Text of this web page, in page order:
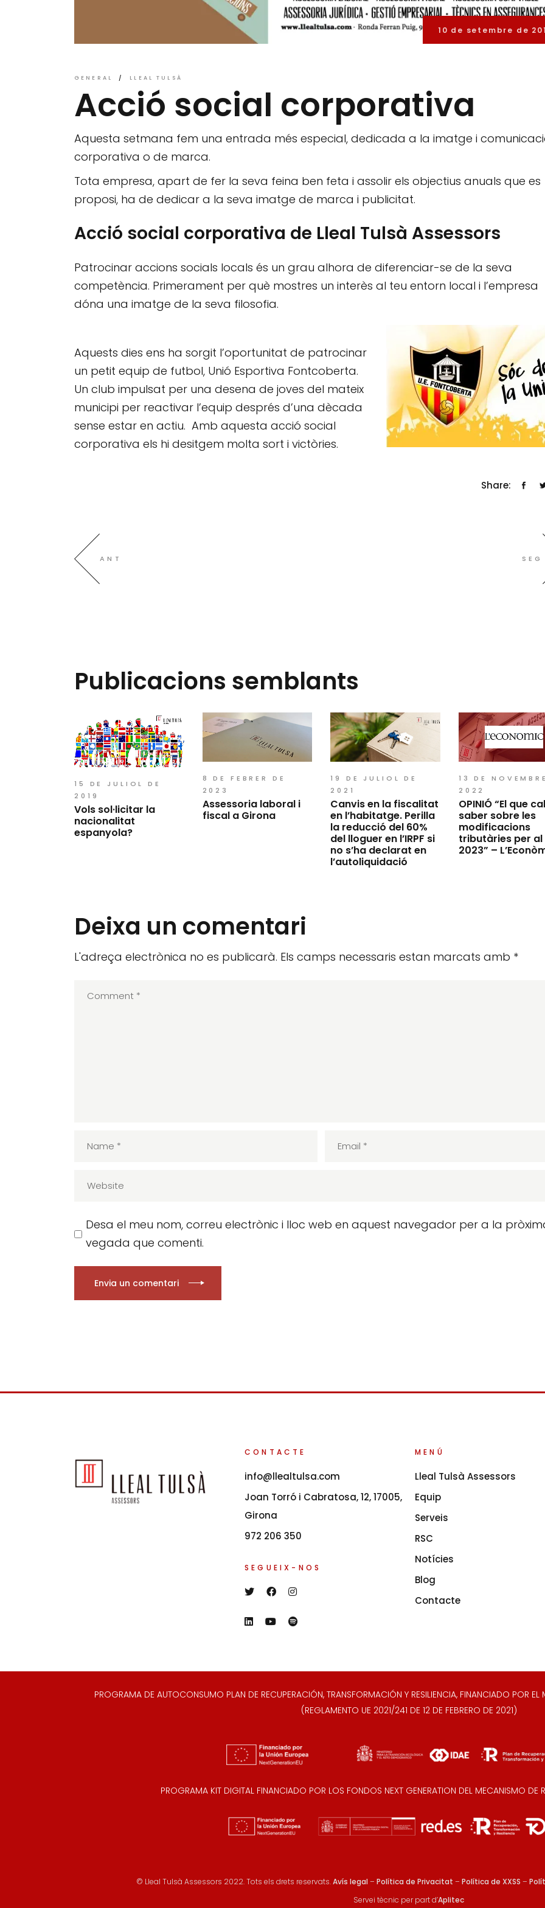
10 de setembre de
GENERAL LLEAL TULSÀ
Acció social corporativa
Aquesta setmana fem una entrada més especial, dedicada a la imatge i
corporativa o de marca.
Tota empresa, apart de fer la seva feina ben feta i assolir els objectius anuals que es
proposi, ha de dedicar a la seva imatge de marca i publicitat.
Acció social corporativa de Lleal Tulsà Assessors
Patrocinar accions socials locals és un grau alhora de diferenciar-se de la seva
competència. Primerament per què mostres un interès al teu entorn local i l’empresa
dóna una imatge de la seva filosofia.
Aquests dies ens ha sorgit l’oportunitat de patrocinar
un petit equip de futbol, Unió Esportiva Fontcoberta.
Un club impulsat per una desena de joves del mateix
municipi per reactivar l’equip després d’una dècada
sense estar en actiu. Amb aquesta acció social
corporativa els hi desitgem molta sort i victòries.
Share:
ANT SEG
Publicacions semblants
15 DE JULIOL DE
2019
Vols sol·licitar la
nacionalitat
espanyola?
8 DE FEBRER DE
2023
Assessoria laboral i
fiscal a Girona
19 DE JULIOL DE
2021
Canvis en la fiscalitat
en l’habitatge. Perilla
la reducció del 60%
del lloguer en l’IRPF si
no s’ha declarat en
l’autoliquidació
13 DE
2022
OPINIÓ “El que cal
saber sobre les
modificacions
tributàries per al
2023” –
Deixa un comentari
L'adreça electrònica no es publicarà. Els camps necessaris estan marcats amb *
Desa el meu nom, correu electrònic i lloc web en aquest navegador per a la
vegada que comenti.
Envia un comentari
CONTACTE
info@llealtulsa.com
Joan Torró i Cabratosa, 12, 17005,
Girona
972 206 350
SEGUEIX-NOS
MENÚ
Lleal Tulsà Assessors
Equip
Serveis
RSC
Notícies
Blog
Contacte
PROGRAMA DE AUTOCONSUMO PLAN DE RECUPERACIÓN, TRANSFORMACIÓN Y RESILIENCIA, FINANCIADO POR EL
(REGLAMENTO UE 2021/241 DE 12 DE FEBRERO DE 2021)
PROGRAMA KIT DIGITAL FINANCIADO POR LOS FONDOS NEXT GENERATION DEL MECANISMO DE
© Lleal Tulsà Assessors 2022. Tots els drets reservats.Avís legal– Política de Privacitat – Política de XXSS –
Servei tècnic per part d’Aplitec